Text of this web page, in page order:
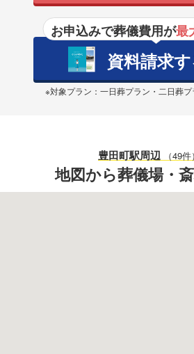
お申込みで葬儀費用が最
資料請求
※対象プラン：一日葬プラン・二日葬
豊田町駅周辺 （49件）
地図から葬儀場・